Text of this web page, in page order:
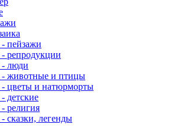
пейзажи
репродукции
- люди
- животные и птицы
- цветы и натюрморты
детские
религия
сказки, легенды